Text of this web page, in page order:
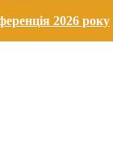
2026 року